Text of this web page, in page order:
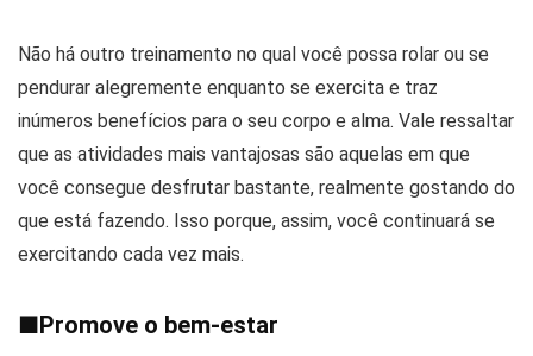
Não há outro treinamento no qual você possa rolar ou se
pendurar alegremente enquanto se exercita e traz
inúmeros benefícios para o seu corpo e alma. Vale ressaltar
que as atividades mais vantajosas são aquelas em que
você consegue desfrutar bastante, realmente gostando do
que está fazendo. Isso porque, assim, você continuará se
exercitando cada vez mais.
■Promove o bem-estar